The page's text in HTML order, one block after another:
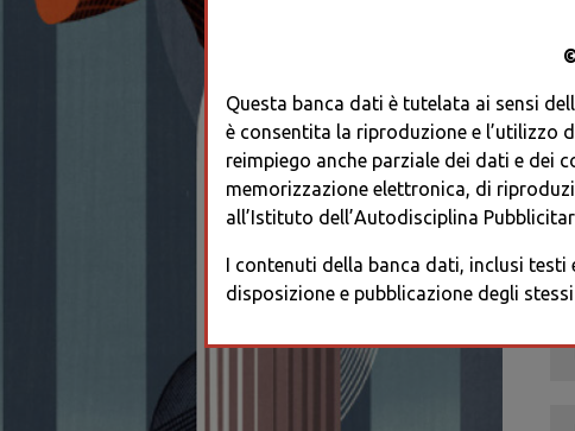
Questa banca dati è tutelata ai sensi
è consentita la riproduzione e l’utilizzo
reimpiego anche parziale dei dati e dei
memorizzazione elettronica, di
all’Istituto dell’Autodisciplina
I contenuti della banca dati, inclusi
disposizione e pubblicazione degli